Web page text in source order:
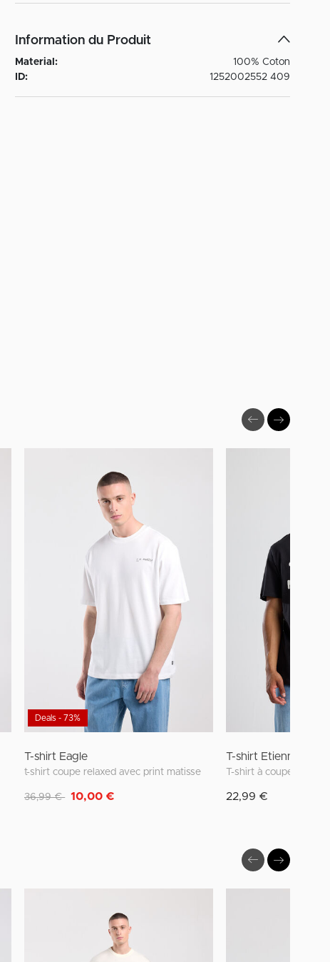
Information du Produit
Material:
100% Coton
ID:
1252002552 409
Deals - 73%
T-shirt Eagle
t-shirt coupe relaxed avec print matisse
Remise de
36,99 € 10,00 €
T-shirt Etienne Z
22,99 €